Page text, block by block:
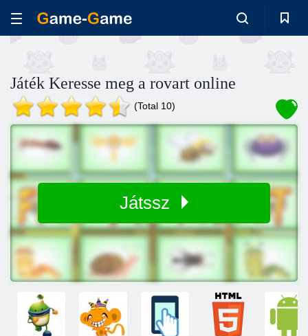
Játék Keresse meg a rovart online
(Total 10)
Játssz